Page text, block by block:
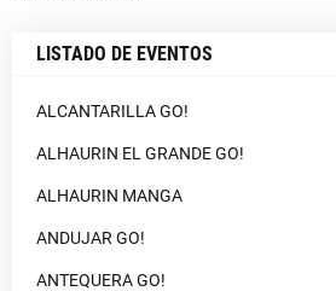
LISTADO DE EVENTOS
ALCANTARILLA GO!
ALHAURIN EL GRANDE GO!
ALHAURIN MANGA
ANDUJAR GO!
ANTEQUERA GO!